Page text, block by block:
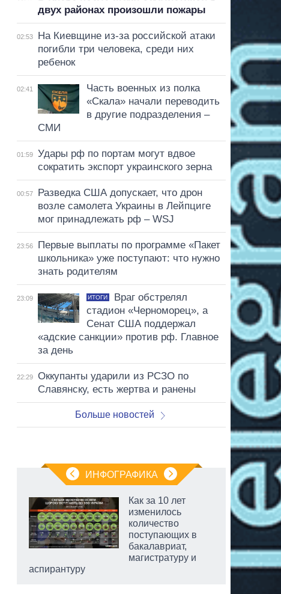
двух районах произошли пожары
02:53
На Киевщине из-за российской атаки
погибли три человека, среди них
ребенок
02:41
Часть военных из полка
«Скала» начали переводить
в другие подразделения –
СМИ
01:59
Удары рф по портам могут вдвое
сократить экспорт украинского зерна
00:57
Разведка США допускает, что дрон
возле самолета Украины в Лейпциге
мог принадлежать рф – WSJ
23:56
Первые выплаты по программе «Пакет
школьника» уже поступают: что нужно
знать родителям
23:09 ИТОГИ
Враг обстрелял
стадион «Черноморец», а
Сенат США поддержал
«адские санкции» против рф. Главное
за день
22:29
Оккупанты ударили из РСЗО по
Славянску, есть жертва и ранены
Больше новостей
ИНФОГРАФИКА
Как за 10 лет
изменилось
количество
поступающих в
бакалавриат,
магистратуру и
аспирантуру